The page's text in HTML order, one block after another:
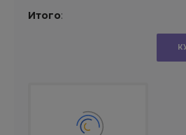
Итого: